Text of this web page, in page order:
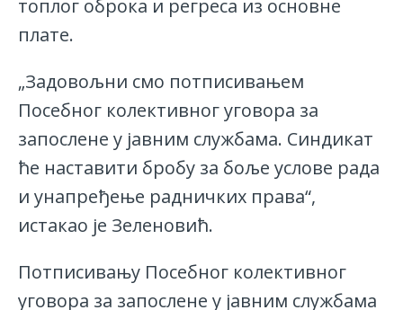
топлог оброка и регреса из основне
плате.
„Задовољни смо потписивањем
Посебног колективног уговора за
запослене у јавним службама. Синдикат
ће наставити бробу за боље услове рада
и унапређење радничких права“,
истакао је Зеленовић.
Потписивању Посебног колективног
уговора за запослене у јавним службама